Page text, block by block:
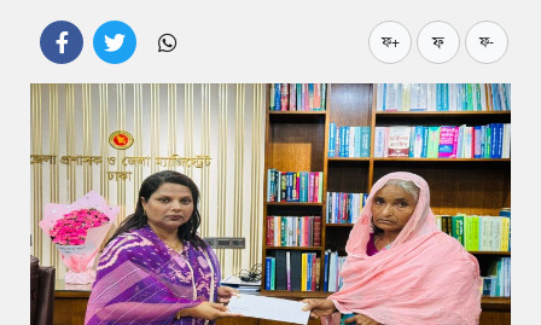
ফ+ ফ ফ-